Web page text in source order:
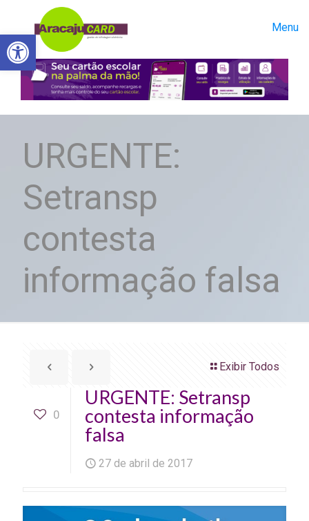
Abrir a barra de ferramentas
Menu
URGENTE:
Setransp
contesta
informação falsa
Exibir Todos
0
URGENTE: Setransp
contesta informação
falsa
27 de abril de 2017